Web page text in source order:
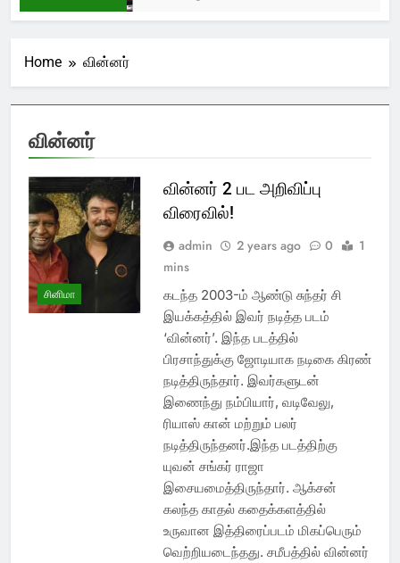
Home வின்னர்
வின்னர்
சினிமா
வின்னர் 2 பட அறிவிப்பு
விரைவில்!
admin 2 years ago 0
1
mins
கடந்த 2003-ம் ஆண்டு சுந்தர் சி
இயக்கத்தில் இவர் நடித்த படம்
‘வின்னர்’. இந்த படத்தில்
பிரசாந்துக்கு ஜோடியாக நடிகை கிரண்
நடித்திருந்தார். இவர்களுடன்
இணைந்து நம்பியார், வடிவேலு,
ரியாஸ் கான் மற்றும் பலர்
நடித்திருந்தனர்.இந்த படத்திற்கு
யுவன் சங்கர் ராஜா
இசையமைத்திருந்தார். ஆக்சன்
கலந்த காதல் கதைக்களத்தில்
உருவான இத்திரைப்படம் மிகப்பெரும்
வெற்றியடைந்தது. சமீபத்தில் வின்னர்